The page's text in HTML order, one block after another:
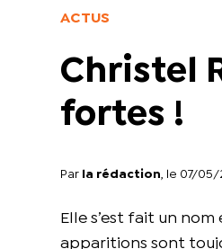
ACTUS
Christel
fortes !
Par la rédaction , le 07/05/
Elle s’est fait un
apparitions sont